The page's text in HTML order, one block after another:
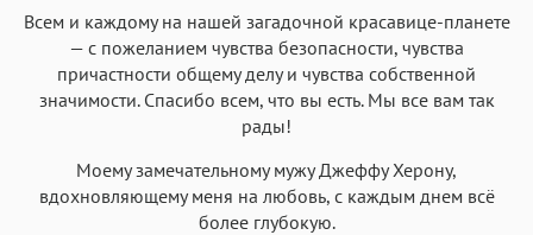
Всем и каждому на нашей загадочной красавице-планете
— с пожеланием чувства безопасности, чувства
причастности общему делу и чувства собственной
значимости. Спасибо всем, что вы есть. Мы все вам так
рады!
Моему замечательному мужу Джеффу Херону,
вдохновляющему меня на любовь, с каждым днем всё
более глубокую.